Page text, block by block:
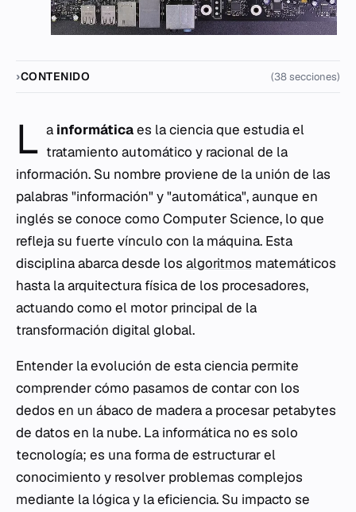
CONTENIDO (38 secciones)
L a informáticaes la ciencia que estudia el
tratamiento automático y racional de la
información. Su nombre proviene de la unión de las
palabras "información" y "automática", aunque en
inglés se conoce como Computer Science, lo que
refleja su fuerte vínculo con la máquina. Esta
disciplina abarca desde los algoritmos matemáticos
hasta la arquitectura física de los procesadores,
actuando como el motor principal de la
transformación digital global.
Entender la evolución de esta ciencia permite
comprender cómo pasamos de contar con los
dedos en un ábaco de madera a procesar petabytes
de datos en la nube. La informática no es solo
tecnología; es una forma de estructurar el
conocimiento y resolver problemas complejos
mediante la lógica y la eficiencia. Su impacto se